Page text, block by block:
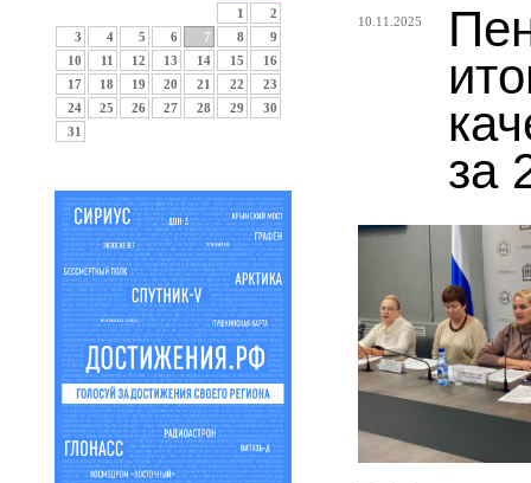
1
2
3
4 5 6 7 8
9
10
11 12 13 14 15
16
17
18 19 20 21 22
23
24
25 26 27 28 29
30
31
10.11.2025
за